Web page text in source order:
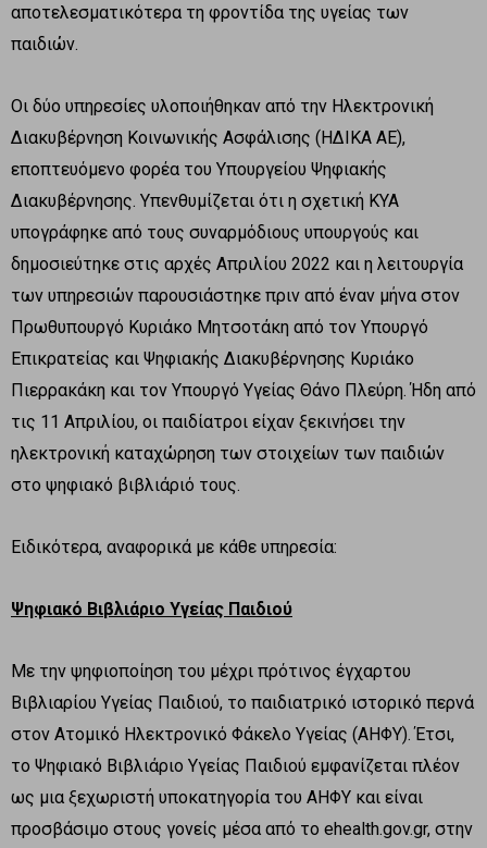
αποτελεσματικότερα τη φροντίδα της υγείας των
παιδιών.
Οι δύο υπηρεσίες υλοποιήθηκαν από την Ηλεκτρονική
Διακυβέρνηση Κοινωνικής Ασφάλισης (ΗΔΙΚΑ ΑΕ),
εποπτευόμενο φορέα του Υπουργείου Ψηφιακής
Διακυβέρνησης. Υπενθυμίζεται ότι η σχετική ΚΥΑ
υπογράφηκε από τους συναρμόδιους υπουργούς και
δημοσιεύτηκε στις αρχές Απριλίου 2022 και η λειτουργία
των υπηρεσιών παρουσιάστηκε πριν από έναν μήνα στον
Πρωθυπουργό Κυριάκο Μητσοτάκη από τον Υπουργό
Επικρατείας και Ψηφιακής Διακυβέρνησης Κυριάκο
Πιερρακάκη και τον Υπουργό Υγείας Θάνο Πλεύρη. Ήδη από
τις 11 Απριλίου, οι παιδίατροι είχαν ξεκινήσει την
ηλεκτρονική καταχώρηση των στοιχείων των παιδιών
στο ψηφιακό βιβλιάριό τους.
Ειδικότερα, αναφορικά με κάθε υπηρεσία:
Ψηφιακό Βιβλιάριο Υγείας Παιδιού
Με την ψηφιοποίηση του μέχρι πρότινος έγχαρτου
Βιβλιαρίου Υγείας Παιδιού, το παιδιατρικό ιστορικό περνά
στον Ατομικό Ηλεκτρονικό Φάκελο Υγείας (ΑΗΦΥ). Έτσι,
το Ψηφιακό Βιβλιάριο Υγείας Παιδιού εμφανίζεται πλέον
ως μια ξεχωριστή υποκατηγορία του ΑΗΦΥ και είναι
προσβάσιμο στους γονείς μέσα από το ehealth.gov.gr, στην